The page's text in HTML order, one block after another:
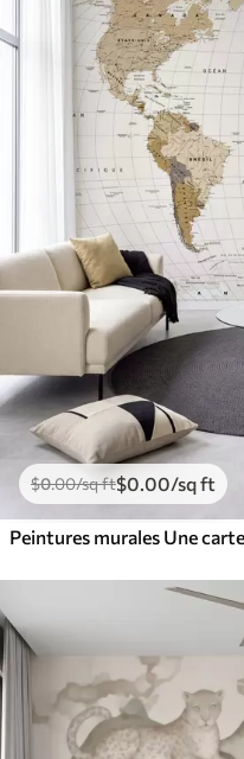
$0.00/sq ft$0.00/sq ft